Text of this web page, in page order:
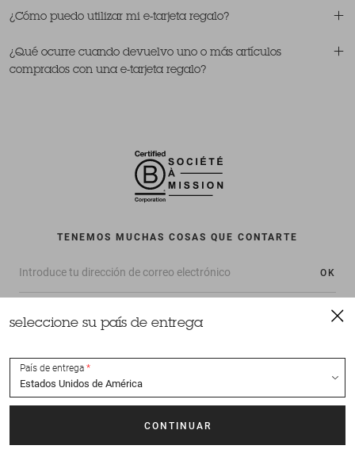
¿Cómo puedo utilizar mi e-tarjeta regalo?
¿Qué ocurre cuando devuelvo uno o más artículos
comprados con una e-tarjeta regalo?
TENEMOS MUCHAS COSAS QUE CONTARTE
OK
seleccione su país de entrega
País de entrega